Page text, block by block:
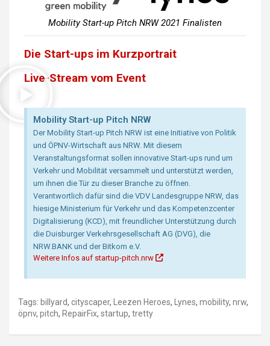
Mobility Start-up Pitch NRW 2021 Finalisten
Die Start-ups im Kurzportrait
Live-Stream vom Event
Mobility Start-up Pitch NRW
Der Mobility Start-up Pitch NRW ist eine Initiative von Politik
und ÖPNV-Wirtschaft aus NRW. Mit diesem
Veranstaltungsformat sollen innovative Start-ups rund um
Verkehr und Mobilität versammelt und unterstützt werden,
um ihnen die Tür zu dieser Branche zu öffnen.
Verantwortlich dafür sind die VDV Landesgruppe NRW, das
hiesige Ministerium für Verkehr und das Kompetenzcenter
Digitalisierung (KCD), mit freundlicher Unterstützung durch
die Duisburger Verkehrsgesellschaft AG (DVG), die
NRW.BANK und der Bitkom e.V.
Weitere Infos auf startup-pitch.nrw
Tags: billyard, cityscaper, Leezen Heroes, Lynes, mobility, nrw,
öpnv, pitch, RepairFix, startup, tretty